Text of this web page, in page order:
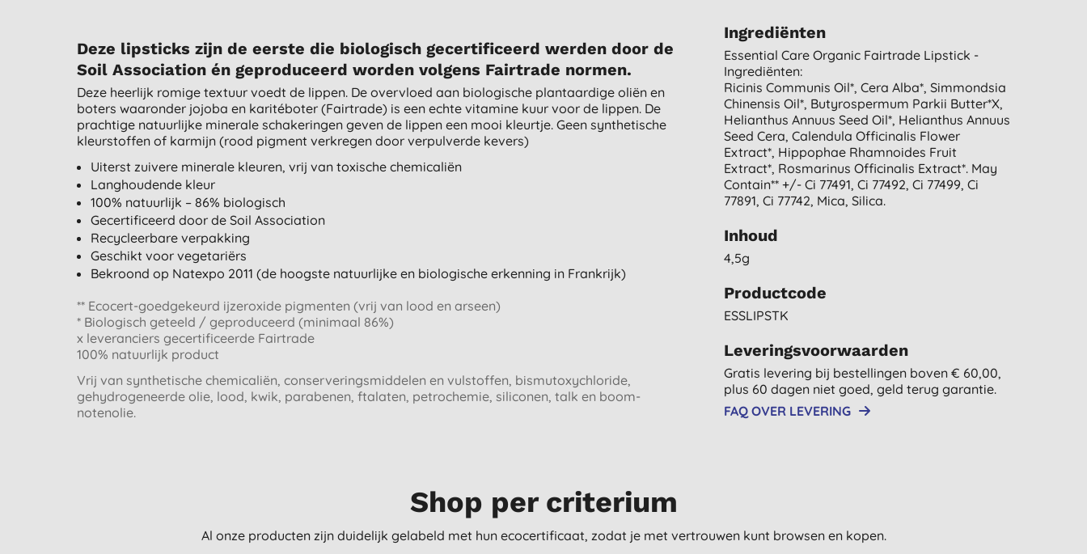
Deze lipsticks zijn de eerste die biologisch gecertificeerd werden door de
Soil Association én geproduceerd worden volgens Fairtrade normen.
Deze heerlijk romige textuur voedt de lippen. De overvloed aan biologische plantaardige oliën en
boters waaronder jojoba en karitéboter (Fairtrade) is een echte vitamine kuur voor de lippen. De
prachtige natuurlijke minerale schakeringen geven de lippen een mooi kleurtje. Geen synthetische
kleurstoffen of karmijn (rood pigment verkregen door verpulverde kevers)
Uiterst zuivere minerale kleuren, vrij van toxische chemicaliën
Langhoudende kleur
100% natuurlijk – 86% biologisch
Gecertificeerd door de Soil Association
Recycleerbare verpakking
Geschikt voor vegetariërs
Bekroond op Natexpo 2011 (de hoogste natuurlijke en biologische erkenning in Frankrijk)
** Ecocert-goedgekeurd ijzeroxide pigmenten (vrij van lood en arseen)
* Biologisch geteeld / geproduceerd (minimaal 86%)
x leveranciers gecertificeerde Fairtrade
100% natuurlijk product
Vrij van synthetische chemicaliën, conserveringsmiddelen en vulstoffen, bismutoxychloride,
gehydrogeneerde olie, lood, kwik, parabenen, ftalaten, petrochemie, siliconen, talk en boom-
notenolie.
Ingrediënten
Essential Care Organic Fairtrade Lipstick -
Ingrediënten:
Ricinis Communis Oil*, Cera Alba*, Simmondsia
Chinensis Oil*, Butyrospermum Parkii Butter*x,
Helianthus Annuus Seed Oil*, Helianthus Annuus
Seed Cera, Calendula Officinalis Flower
Extract*, Hippophae Rhamnoides Fruit
Extract*, Rosmarinus Officinalis Extract*. May
Contain** +/- Ci 77491, Ci 77492, Ci 77499, Ci
77891, Ci 77742, Mica, Silica.
Inhoud
4,5g
Productcode
ESSLIPSTK
Leveringsvoorwaarden
Gratis levering bij bestellingen boven € 60,00,
plus 60 dagen niet goed, geld terug garantie.
FAQ OVER LEVERING
Shop per criterium
Al onze producten zijn duidelijk gelabeld met hun ecocertificaat, zodat je met vertrouwen kunt browsen en kopen.